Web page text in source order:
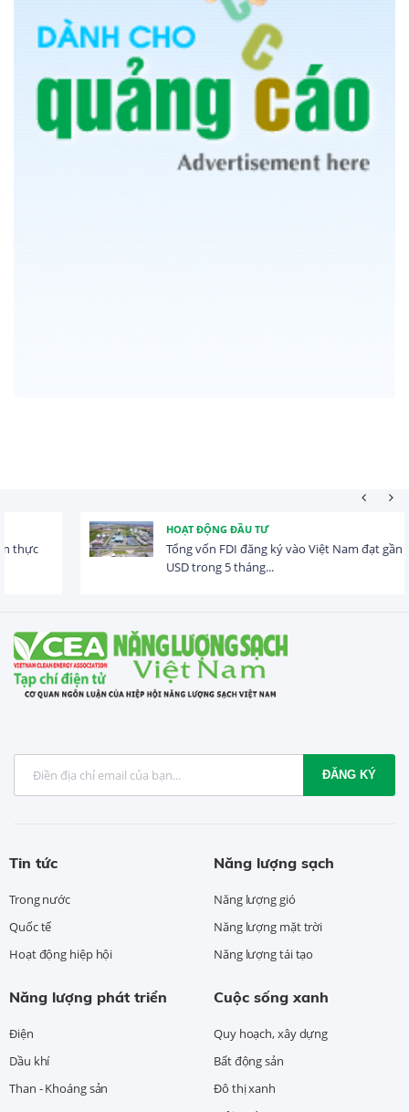
HOẠT ĐỘNG ĐẦU TƯ
Tổng vốn FDI đăng ký vào Việt Nam đạt gần 25 tỷ
USD trong 5 tháng...
ĐĂNG KÝ
Tin tức
Trong nước
Quốc tế
Hoạt động hiệp hội
Năng lượng sạch
Năng lượng gió
Năng lượng mặt trời
Năng lượng tái tạo
Năng lượng phát triển
Điện
Dầu khí
Than - Khoáng sản
Cuộc sống xanh
Quy hoạch, xây dựng
Bất động sản
Đô thị xanh